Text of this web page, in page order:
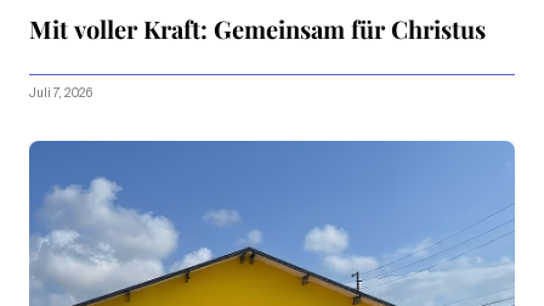
Mit voller Kraft: Gemeinsam für Christus
Juli 7, 2026